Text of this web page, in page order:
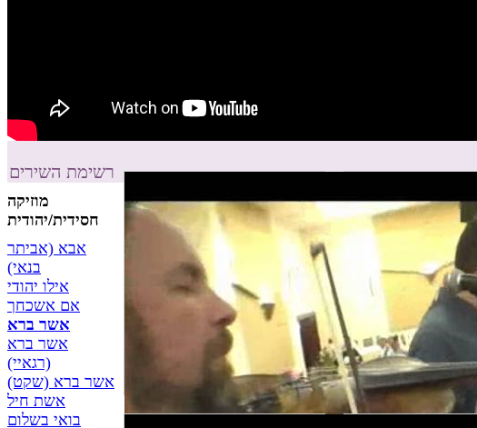
רשימת השירים
מוזיקה
חסידית/יהודית
אבא (אביתר
בנאי)
אילו יהודי
אם אשכחך
אשר ברא
אשר ברא
(רגאיי)
אשר ברא (שקט)
אשת חיל
בואי בשלום